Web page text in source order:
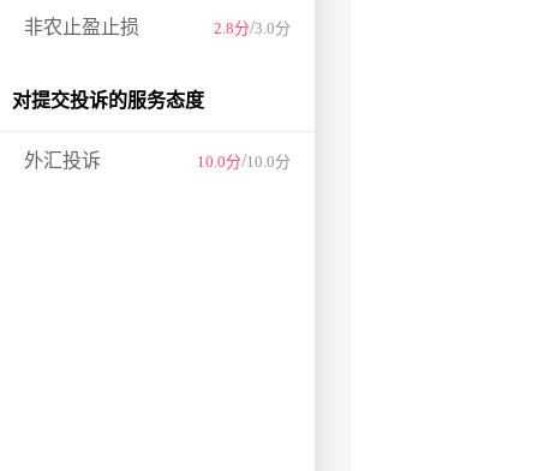
非农止盈止损 2.8分/3.0分
对提交投诉的服务态度
外汇投诉 10.0分/10.0分